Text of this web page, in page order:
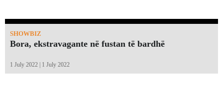
SHOWBIZ
Bora, ekstravagante në fustan të bardhë
1 July 2022 | 1 July 2022